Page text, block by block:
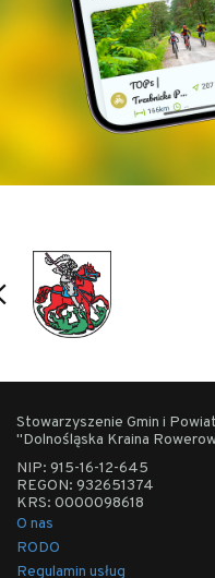
Tumba nagrobna
Jakuba w
Największy na
pomnik przyrody
Prusice),
Stowarzyszenie Gmin i
"Dolnośląska Kraina
NIP: 915-16-12-645
REGON: 932651374
KRS: 0000098618
O nas
RODO
Regulamin usług